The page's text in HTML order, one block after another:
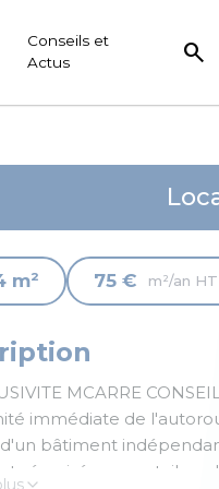
Conseils et
Actus
search
m² 75 € m²/an
MCARRE
immédiate de
bâtiment
et sécurisé par portail